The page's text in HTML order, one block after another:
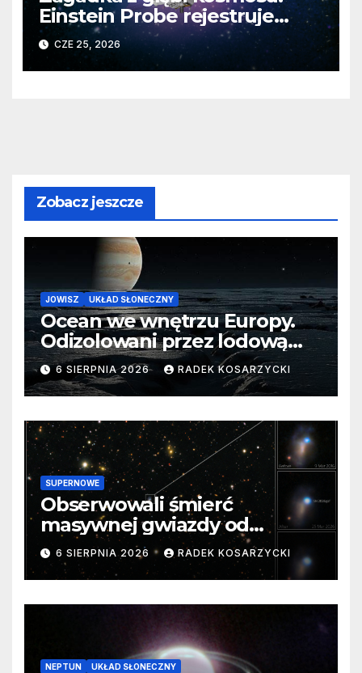
Einstein Probe rejestruje
bezprecedensowy podwójny
błysk X
CZE 25, 2026
Zobacz jeszcze
JOWISZ UKŁAD SŁONECZNY
Ocean we wnętrzu Europy.
Odizolowani przez lodową
barierę
6 SIERPNIA 2026 RADEK KOSARZYCKI
SUPERNOWE
Obserwowali śmierć
masywnej gwiazdy od
samego początku. Niezwykle
cenne dane
6 SIERPNIA 2026 RADEK KOSARZYCKI
NEPTUN UKŁAD SŁONECZNY